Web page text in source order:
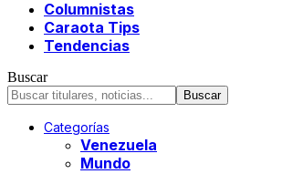
Columnistas
Caraota Tips
Tendencias
Buscar
Categorías
Venezuela
Mundo